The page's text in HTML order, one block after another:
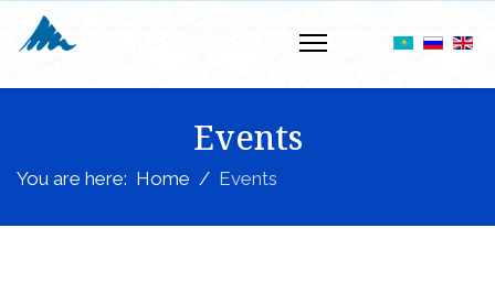
Events
You are here: Home Events